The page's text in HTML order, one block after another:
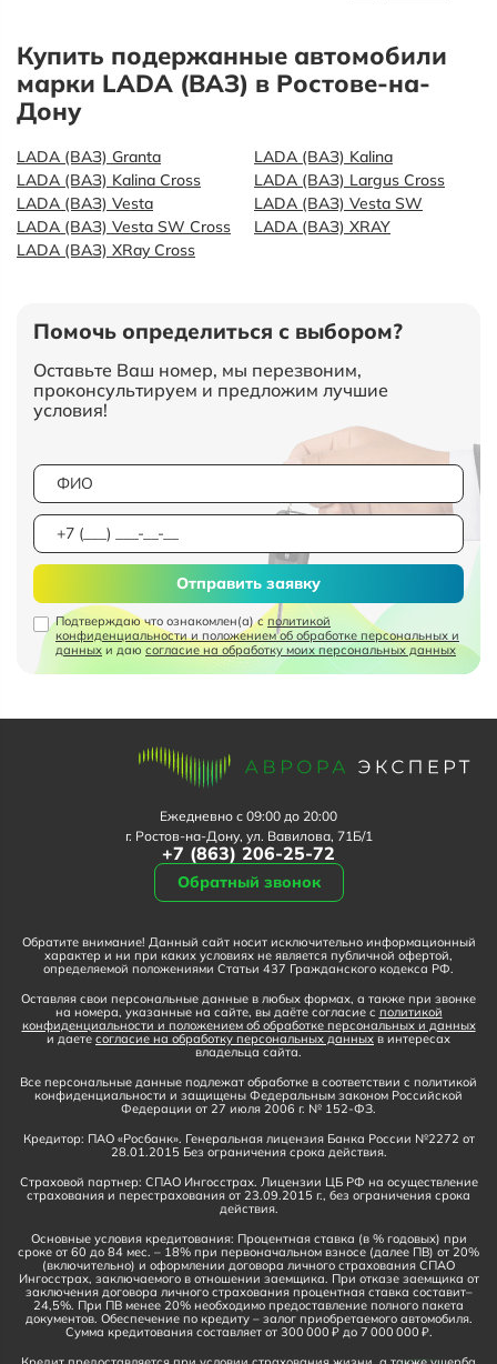
Купить подержанные автомобили
марки LADA (ВАЗ) в Ростове-на-
Дону
LADA (ВАЗ) Granta
LADA (ВАЗ) Kalina
LADA (ВАЗ) Kalina Cross
LADA (ВАЗ) Largus Cross
LADA (ВАЗ) Vesta
LADA (ВАЗ) Vesta SW
LADA (ВАЗ) Vesta SW Cross
LADA (ВАЗ) XRAY
LADA (ВАЗ) XRay Cross
Помочь определиться с выбором?
Оставьте Ваш номер, мы перезвоним,
проконсультируем и предложим лучшие
условия!
Подтверждаю что ознакомлен(а) сполитикой
конфиденциальности и положением об обработке персональных и
данных и даю согласие на обработку моих персональных данных
Отправить заявку
Ежедневно с 09:00 до 20:00
г. Ростов-на-Дону, ул. Вавилова, 71Б/1
+7 (863) 206-25-72
Обратный звонок
Обратите внимание! Данный сайт носит исключительно информационный
характер и ни при каких условиях не является публичной офертой,
определяемой положениями Статьи 437 Гражданского кодекса РФ.
Оставляя свои персональные данные в любых формах, а также при звонке
на номера, указанные на сайте, вы даёте согласие с политикой
конфиденциальности и положением об обработке персональных и данных
и даете согласие на обработку персональных данных в интересах
владельца сайта.
Все персональные данные подлежат обработке в соответствии с политикой
конфиденциальности и защищены Федеральным законом Российской
Федерации от 27 июля 2006 г. № 152-ФЗ.
Кредитор: ПАО «Росбанк». Генеральная лицензия Банка России №2272 от
28.01.2015 Без ограничения срока действия.
Страховой партнер: СПАО Ингосстрах. Лицензии ЦБ РФ на осуществление
страхования и перестрахования от 23.09.2015 г., без ограничения срока
действия.
Основные условия кредитования: Процентная ставка (в % годовых) при
сроке от 60 до 84 мес. – 18% при первоначальном взносе (далее ПВ) от 20%
(включительно) и оформлении договора личного страхования СПАО
Ингосстрах, заключаемого в отношении заемщика. При отказе заемщика от
заключения договора личного страхования процентная ставка составит–
24,5%. При ПВ менее 20% необходимо предоставление полного пакета
документов. Обеспечение по кредиту – залог приобретаемого автомобиля.
Сумма кредитования составляет от 300 000 ₽ до 7 000 000 ₽.